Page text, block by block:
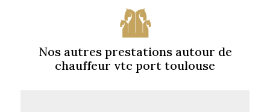
Nos autres prestations autour de
chauffeur vtc port toulouse